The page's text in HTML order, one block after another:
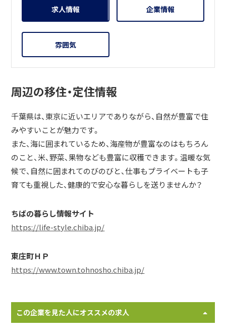
求人情報 企業情報
雰囲気
周辺の移住・定住情報
千葉県は、東京に近いエリアでありながら、自然が豊富で住
みやすいことが魅力です。
また、海に囲まれているため、海産物が豊富なのはもちろん
のこと、米、野菜、果物なども豊富に収穫できます。温暖な気
候で、自然に囲まれてのびのびと、仕事もプライベートも子
育ても重視した、健康的で安心な暮らしを送りませんか？
ちばの暮らし情報サイト
https://life-style.chiba.jp/
東庄町ＨＰ
https://www.town.tohnosho.chiba.jp/
この企業を見た人にオススメの求人